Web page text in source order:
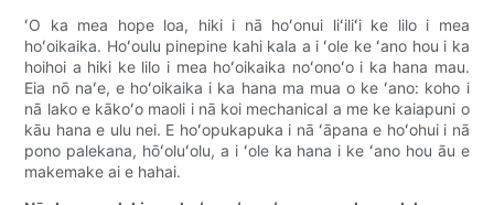
ʻO ka mea hope loa, hiki i nā hoʻonui liʻiliʻi ke lilo i mea
hoʻoikaika. Hoʻoulu pinepine kahi kala a i ʻole ke ʻano hou i ka
hoihoi a hiki ke lilo i mea hoʻoikaika noʻonoʻo i ka hana mau.
Eia nō naʻe, e hoʻoikaika i ka hana ma mua o ke ʻano: koho i
nā lako e kākoʻo maoli i nā koi mechanical a me ke kaiapuni o
kāu hana e ulu nei. E hoʻopukapuka i nā ʻāpana e hoʻohui i nā
pono palekana, hōʻoluʻolu, a i ʻole ka hana i ke ʻano hou āu e
makemake ai e hahai.